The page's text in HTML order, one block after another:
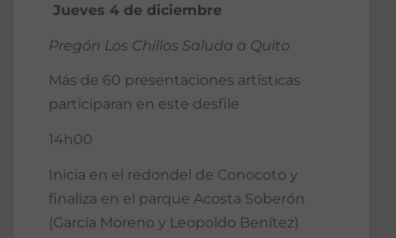
Jueves 4 de diciembre
Pregón Los Chillos Saluda a Quito
Más de 60 presentaciones artísticas
participaran en este desfile
14h00
Inicia en el redondel de Conocoto y
finaliza en el parque Acosta Soberón
(García Moreno y Leopoldo Benítez)